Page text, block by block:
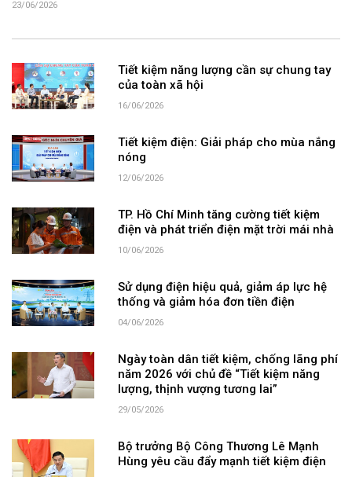
23/06/2026
Tiết kiệm năng lượng cần sự chung tay
của toàn xã hội
16/06/2026
Tiết kiệm điện: Giải pháp cho mùa nắng
nóng
12/06/2026
TP. Hồ Chí Minh tăng cường tiết kiệm
điện và phát triển điện mặt trời mái nhà
10/06/2026
Sử dụng điện hiệu quả, giảm áp lực hệ
thống và giảm hóa đơn tiền điện
04/06/2026
Ngày toàn dân tiết kiệm, chống lãng phí
năm 2026 với chủ đề “Tiết kiệm năng
lượng, thịnh vượng tương lai”
29/05/2026
Bộ trưởng Bộ Công Thương Lê Mạnh
Hùng yêu cầu đẩy mạnh tiết kiệm điện